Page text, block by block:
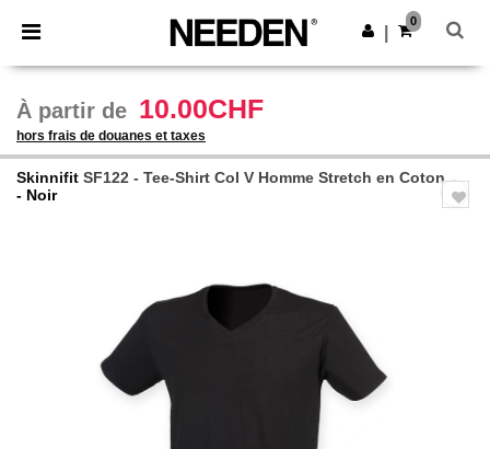
× Appli Needen
Meilleurs prix sur l’app !
Obtenir l'appli
0
À partir de 10.00CHF
hors frais de douanes et taxes
Skinnifit SF122 - Tee-Shirt Col V Homme Stretch en Coton
- Noir